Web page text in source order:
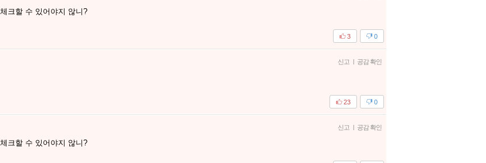
크할 수 있어야지 않니?
0
3
신고 | 공감 확인
0
23
신고 | 공감 확인
크할 수 있어야지 않니?